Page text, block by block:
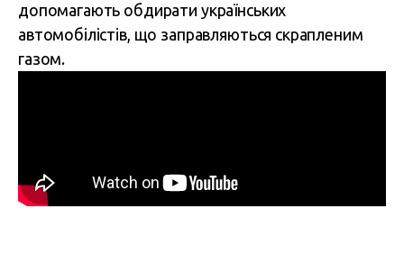
допомагають обдирати українських
автомобілістів, що заправляються скрапленим
газом.